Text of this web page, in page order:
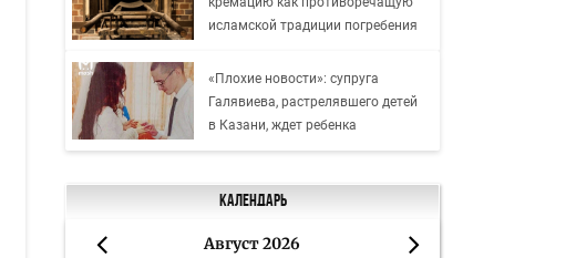
исламской традиции погребения
«Плохие новости»: супруга
Галявиева, растрелявшего детей
в Казани, ждет ребенка
Календарь
Август 2026